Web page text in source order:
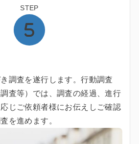
STEP
調査を遂行します。行動調査
調査等）では、調査の経過、進行
じご依頼者様にお伝えしご確認
を進めます。